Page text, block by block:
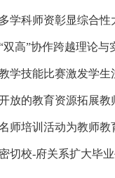
学科师资彰显综合性
高”协作跨越理论与
学技能比赛激发学生
放的教育资源拓展教
师培训活动为教师教
切校-府关系扩大毕